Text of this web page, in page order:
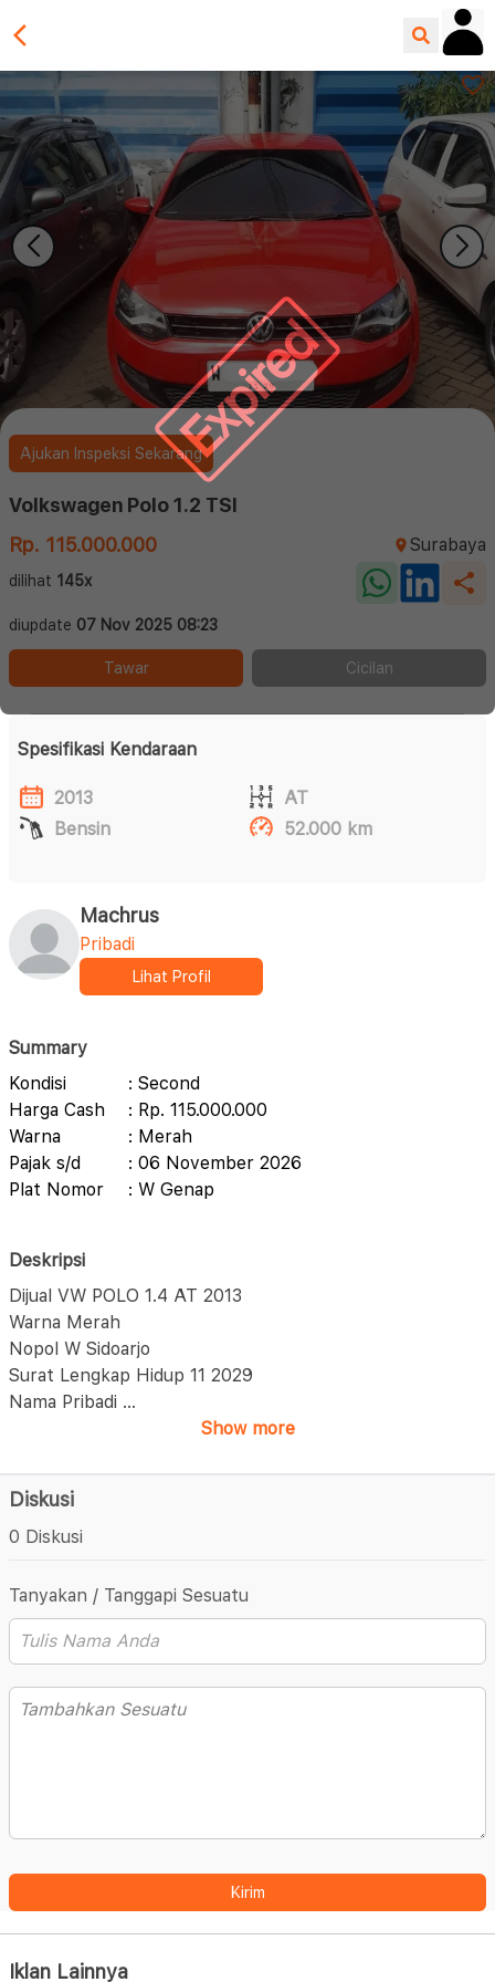
Expired
Ajukan Inspeksi Sekarang
Volkswagen Polo 1.2 TSI
Rp. 115.000.000
Surabaya
dilihat 145x
diupdate 07 Nov 2025 08:23
Tawar Cicilan
Spesifikasi Kendaraan
2013
AT
Bensin
52.000 km
Machrus
Pribadi
Lihat Profil
Summary
Kondisi
: Second
Harga Cash
: Rp. 115.000.000
Warna
: Merah
Pajak s/d
: 06 November 2026
Plat Nomor
: W Genap
Deskripsi
Dijual VW POLO 1.4 AT 2013
Warna Merah
Nopol W Sidoarjo
Surat Lengkap Hidup 11 2029
Nama Pribadi ...
Show more
Diskusi
0 Diskusi
Tanyakan / Tanggapi Sesuatu
Kirim
Iklan Lainnya